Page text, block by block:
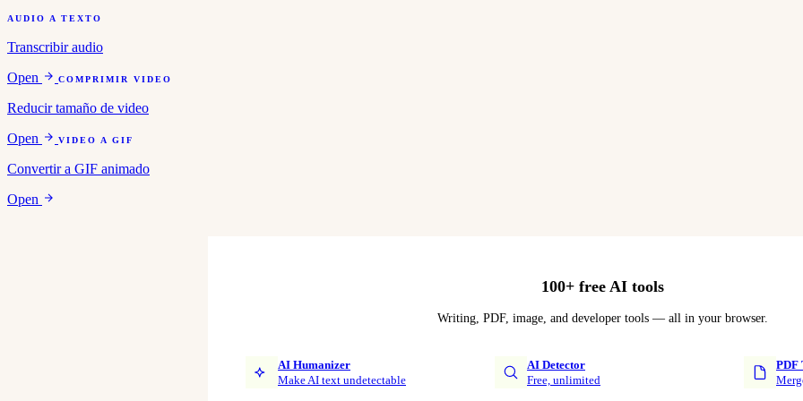
AUDIO A TEXTO
Transcribir audio
Open
COMPRIMIR VIDEO
Reducir tamaño de video
Open
VIDEO A GIF
Convertir a GIF animado
Open
100+ free AI tools
Writing, PDF, image, and developer tools — all in your browser.
AI Humanizer
Make AI text undetectable
AI Detector
Free, unlimited
PDF